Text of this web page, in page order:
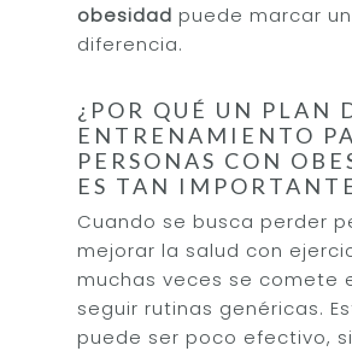
obesidad puede marcar
diferencia.
¿POR QUÉ UN PLAN
ENTRENAMIENTO
PERSONAS CON
ES TAN
Cuando se busca perder
mejorar la salud con
muchas veces se comete
seguir rutinas genéricas.
puede ser poco efectivo,